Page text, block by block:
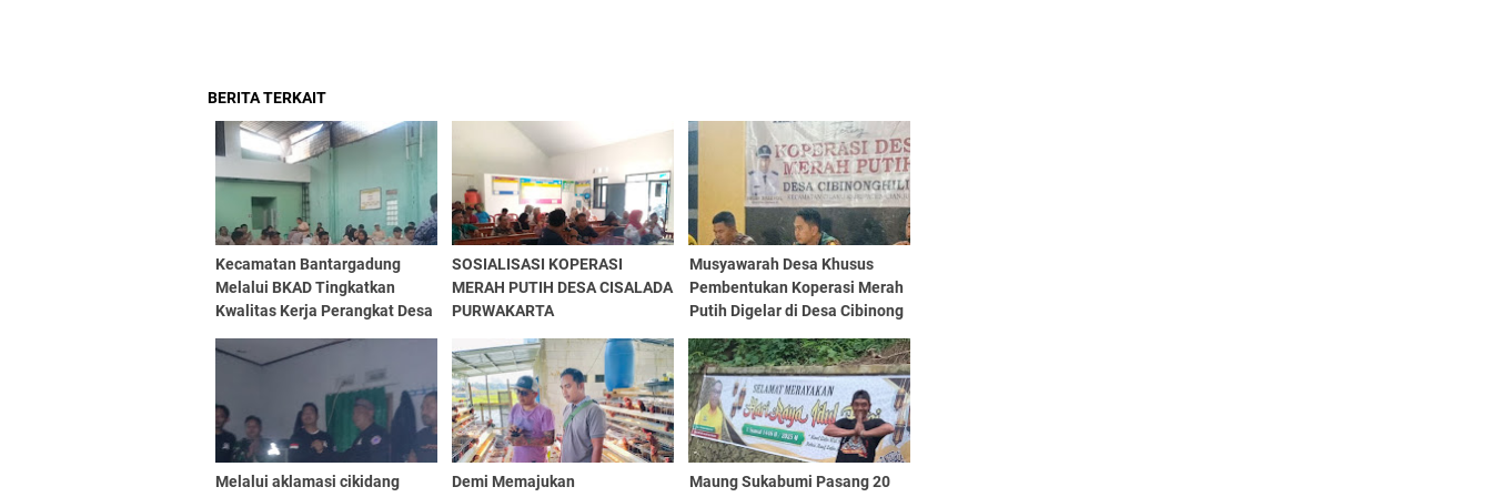
BERITA TERKAIT
Kecamatan Bantargadung
Melalui BKAD Tingkatkan
Kwalitas Kerja Perangkat Desa
Penyelenggaraan Dan
Administrasi Aset Desa
SOSIALISASI KOPERASI
MERAH PUTIH DESA CISALADA
PURWAKARTA
Musyawarah Desa Khusus
Pembentukan Koperasi Merah
Putih Digelar di Desa Cibinong
Kabupaten Cianjur
Melalui aklamasi cikidang
Demi Memajukan
Maung Sukabumi Pasang 20